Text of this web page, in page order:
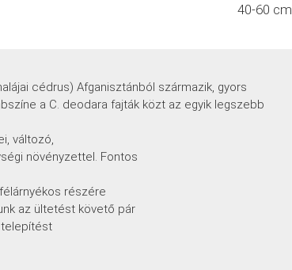
40-60 cm
cédrus) Afganisztánból származik, gyors
a C. deodara fajták közt az egyik legszebb
változó,
növényzettel. Fontos
részére
az ültetést követő pár
telepítést